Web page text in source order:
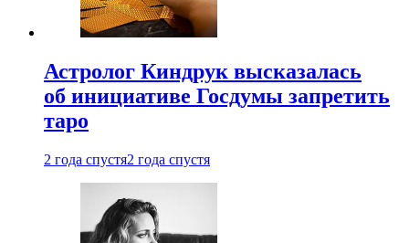
Астролог Киндрук высказалась
об инициативе Госдумы запретить
таро
2 года спустя2 года спустя